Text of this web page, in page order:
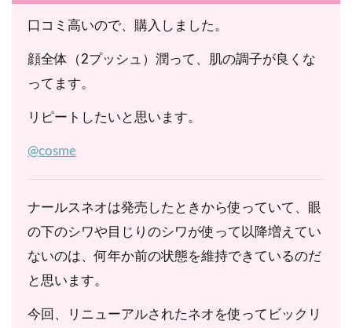
口コミ高いので、購入しました。
顔全体（2プッシュ）潤って、肌の調子が良くな
ってます。
リピートしたいと思います。
@cosme
ナールスネオは発売したときから使っていて、眼
の下のシワや目じりのシワが使って以降増えてい
ないのは、何年か前の状態を維持できているのだ
と思います。
今回、リニューアルされたネオを使ってビックリ